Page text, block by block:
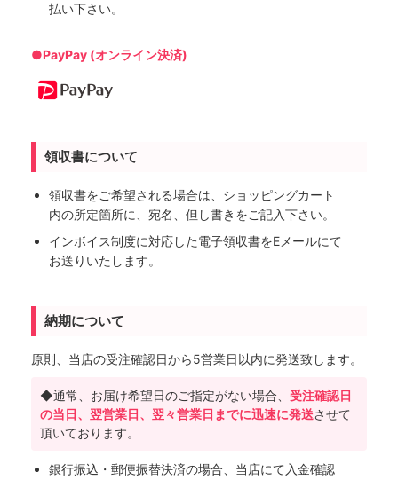
払い下さい。
●PayPay (オンライン決済)
領収書について
領収書をご希望される場合は、ショッピングカート
内の所定箇所に、宛名、但し書きをご記入下さい。
インボイス制度に対応した電子領収書をEメールにて
お送りいたします。
納期について
原則、当店の受注確認日から5営業日以内に発送致します。
◆通常、お届け希望日のご指定がない場合、 受注確認日
の当日、翌営業日、翌々営業日までに迅速に発送させて
頂いております。
銀行振込・郵便振替決済の場合、当店にて入金確認